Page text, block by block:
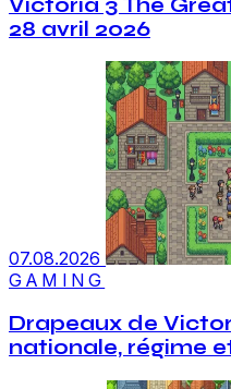
Victoria 3 The
28 avril 2026
07.08.2026
GAMING
Drapeaux de
nationale, régime